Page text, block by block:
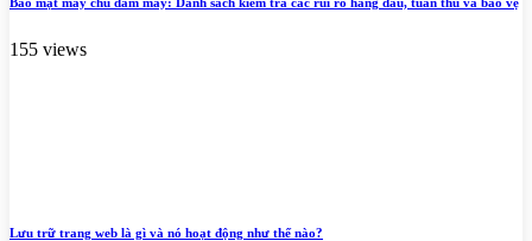
155 views
Lưu trữ trang web là gì và nó hoạt động như thế nào?